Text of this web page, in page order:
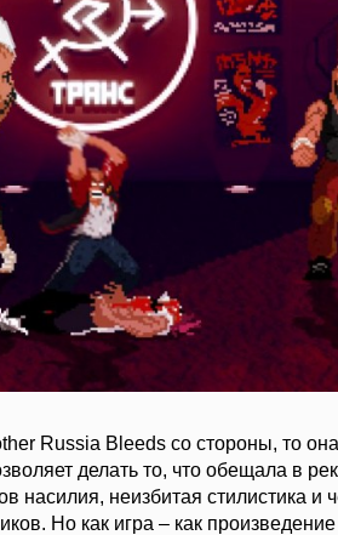
Russia Bleeds со стороны, то
делать то, что обещала в
насилия, неизбитая стилистика и
Но как игра – как произведение